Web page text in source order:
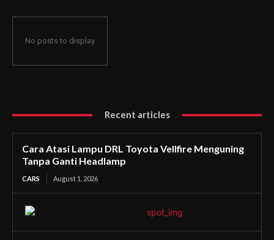
No posts to display
Recent articles
Cara Atasi Lampu DRL Toyota Vellfire Menguning
Tanpa Ganti Headlamp
CARS August 1, 2026